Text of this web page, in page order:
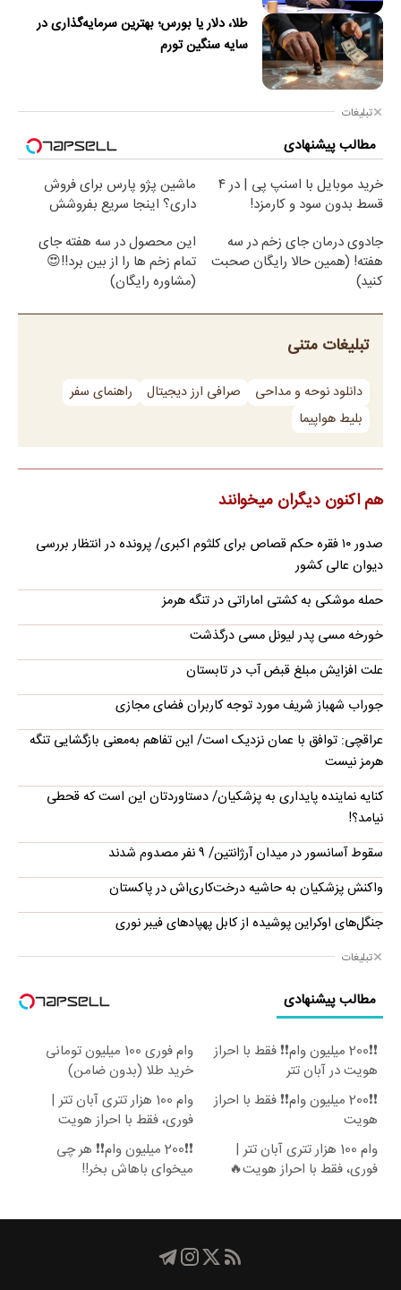
طلا، دلار یا بورس؛ بهترین سرمایه‌گذاری در
سایه سنگین تورم
تبلیغات
مطالب پیشنهادی
خرید موبایل با اسنپ پی | در ۴
قسط بدون سود و کارمزد!
ماشین پژو پارس برای فروش
داری؟ اینجا سریع بفروشش
جادوی درمان جای زخم در سه
هفته! (همین حالا رایگان صحبت
کنید)
این محصول در سه هفته جای
تمام زخم ها را از بین برد!!😍
(مشاوره رایگان)
تبلیغات متنی
دانلود نوحه و مداحی صرافی ارز دیجیتال
راهنمای سفر
بلیط هواپیما
هم اکنون دیگران میخوانند
صدور ۱۰ فقره حکم قصاص برای کلثوم اکبری/ پرونده در انتظار بررسی
دیوان عالی کشور
حمله موشکی به کشتی اماراتی در تنگه هرمز
خورخه مسی پدر لیونل مسی درگذشت
علت افزایش مبلغ قبض آب در تابستان
جوراب‌ شهباز شریف مورد توجه کاربران فضای مجازی
عراقچی: توافق با عمان نزدیک است/ این تفاهم به‌معنی بازگشایی تنگه
هرمز نیست
کنایه نماینده پایداری به پزشکیان/ دستاوردتان این است که قحطی
نیامد؟!
سقوط آسانسور در میدان آرژانتین/ ۹ نفر مصدوم شدند
واکنش پزشکیان به حاشیه درخت‌کاری‌اش در پاکستان
جنگل‌های اوکراین پوشیده از کابل پهپادهای فیبر نوری
تبلیغات
مطالب پیشنهادی
❗❗200 میلیون وام❗❗ فقط با احراز
هویت در آبان تتر
وام فوری 100 میلیون تومانی
خرید طلا (بدون ضامن)
❗❗200 میلیون وام❗❗ فقط با احراز
هویت
وام 100 هزار تتری آبان تتر |
فوری، فقط با احراز هویت
وام 100 هزار تتری آبان تتر |
فوری، فقط با احراز هویت🔥
❗❗200 میلیون وام❗❗ هر چی
میخوای باهاش بخر!!